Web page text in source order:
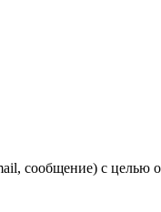
с целью